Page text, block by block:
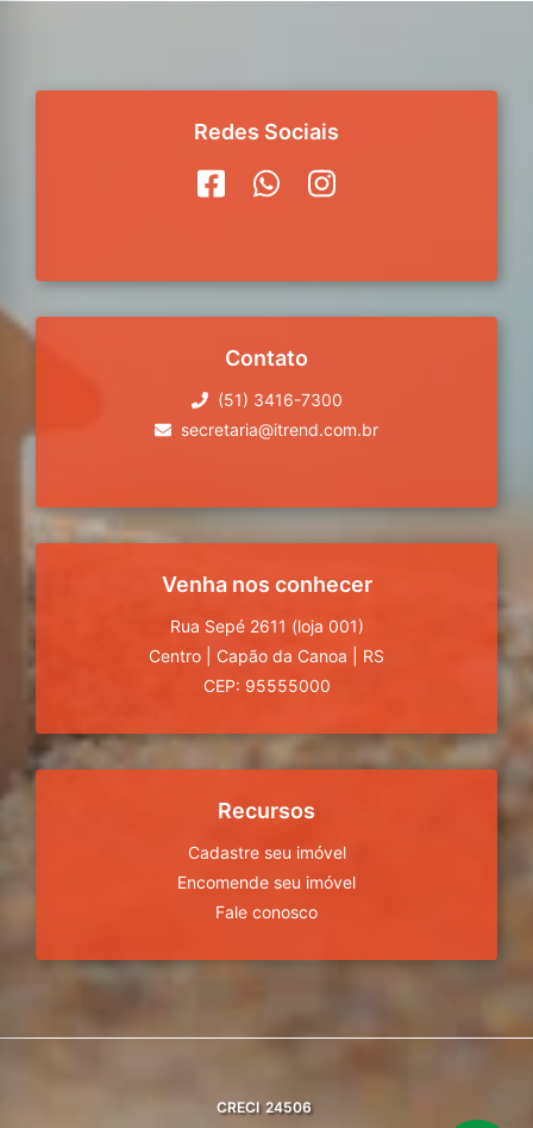
Redes Sociais
Contato
(51) 3416-7300
secretaria@itrend.com.br
Venha nos conhecer
Rua Sepé 2611 (loja 001)
Centro
Capão da Canoa
RS
CEP: 95555000
Recursos
Cadastre seu imóvel
Encomende seu imóvel
Fale conosco
CRECI 24506